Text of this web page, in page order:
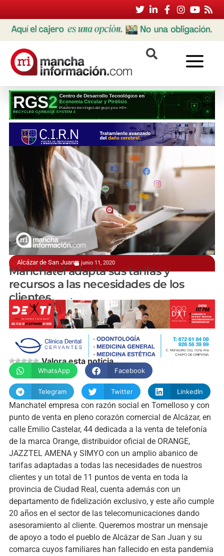
Alcázar de San Juan junio 11, 2020
En Alcázar y provincia
Manchatel adapta sus tarifas y
recursos a las necesidades de los
clientes
manchainformacion.com
Valora esta noticia
WhatsApp Facebook
Telegram Twitter LinkedIn
Manchatel empresa con razón social en Tomelloso y con
punto de venta en pleno corazón comercial de Alcázar, en
calle Emilio Castelar, 44 dedicada a la venta de telefonía
de la marca Orange, distribuidor oficial de ORANGE,
JAZZTEL AMENA y SIMYO con un amplio abanico de
tarifas adaptadas a todas las necesidades de nuestros
clientes y un total de 11 puntos de venta en toda la
provincia de Ciudad Real, cuenta además con un
departamento de fidelización exclusivo, y este año cumple
20 años en el sector de las telecomunicaciones dando
asesoramiento al cliente. Queremos mostrar un mensaje
de apoyo a todo el pueblo de Alcázar de San Juan y su
comarca cuyos familiares han fallecido en esta pandemia